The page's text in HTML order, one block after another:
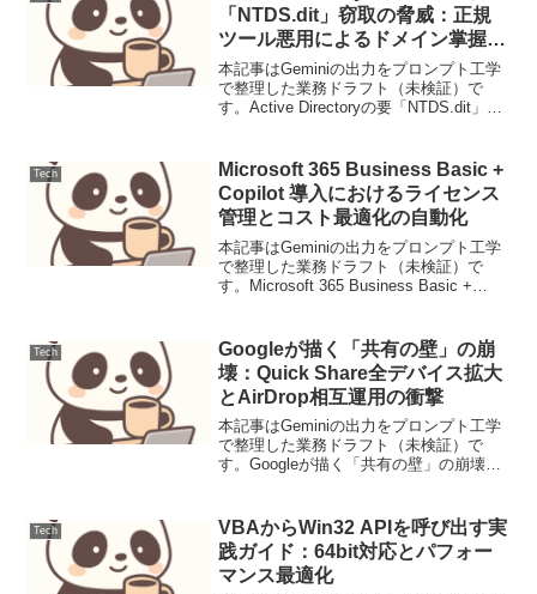
「NTDS.dit」窃取の脅威：正規
ツール悪用によるドメイン掌握の
防衛
本記事はGeminiの出力をプロンプト工学
で整理した業務ドラフト（未検証）で
す。Active Directoryの要「NTDS.dit」窃
のリモート管理ツール（RMM）...
Tech
Microsoft 365 Business Basic +
Copilot 導入におけるライセンス
管理とコスト最適化の自動化
本記事はGeminiの出力をプロンプト工学
で整理した業務ドラフト（未検証）で
す。Microsoft 365 Business Basic +
織でのCopil...
Tech
Googleが描く「共有の壁」の崩
壊：Quick Share全デバイス拡大
とAirDrop相互運用の衝撃
本記事はGeminiの出力をプロンプト工学
で整理した業務ドラフト（未検証）で
す。Googleが描く「共有の壁」の崩壊：
iOSを含むあらゆ...
Tech
VBAからWin32 APIを呼び出す実
践ガイド：64bit対応とパフォー
マンス最適化